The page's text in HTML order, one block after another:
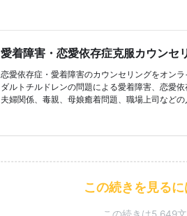
愛着障害・恋愛依存症克服カウンセ
恋愛依存症・愛着障害のカウンセリングをオン
ダルトチルドレンの問題による愛着障害、恋愛
夫婦関係、毒親、母娘癒着問題、職場上司など
この続きを見る
この続きは5,649